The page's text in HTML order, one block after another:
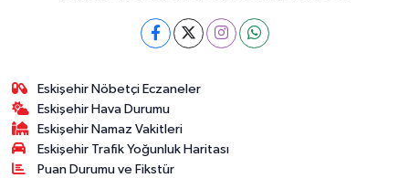
Eskişehir Nöbetçi Eczaneler
Eskişehir Hava Durumu
Eskişehir Namaz Vakitleri
Eskişehir Trafik Yoğunluk Haritası
Puan Durumu ve Fikstür